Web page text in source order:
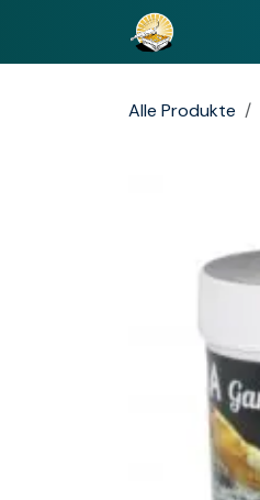
Zum Inhalt springen
Alle Produkte